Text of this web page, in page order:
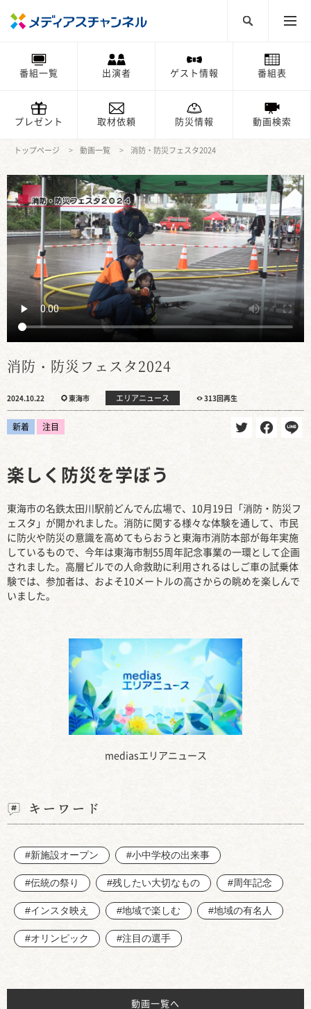
番組一覧 出演者 ゲスト情報 番組表
プレゼント 取材依頼 防災情報 動画検索
トップページ 動画一覧 消防・防災フェスタ2024
消防・防災フェスタ2024
2024.10.22 東海市 エリアニュース 313回再生
新着 注目
mediasエリアニュース
楽しく防災を学ぼう
東海市の名鉄太田川駅前どんでん広場で、10月19日「消防・防災フ
ェスタ」が開かれました。消防に関する様々な体験を通して、市民
に防火や防災の意識を高めてもらおうと東海市消防本部が毎年実施
しているもので、今年は東海市制55周年記念事業の一環として企画
されました。高層ビルでの人命救助に利用されるはしご車の試乗体
験では、参加者は、およそ10メートルの高さからの眺めを楽しんで
いました。
キーワード
#新施設オープン #小中学校の出来事
#伝統の祭り #残したい大切なもの #周年記念
#インスタ映え #地域で楽しむ #地域の有名人
#オリンピック #注目の選手
動画一覧へ